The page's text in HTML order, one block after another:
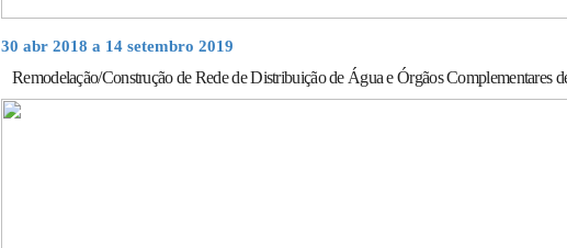
30 abr 2018 a 14 setembro 2019
Remodelação/Construção de Rede de Distribuição de Água e Órgãos Complementares